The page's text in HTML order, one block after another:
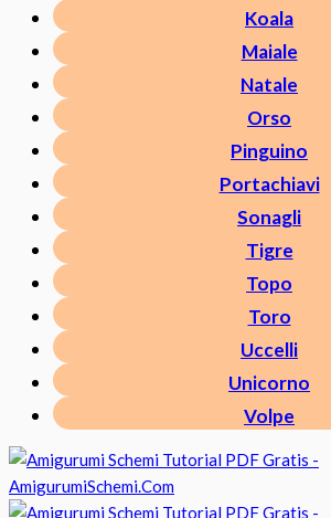
Koala
Maiale
Natale
Orso
Pinguino
Portachiavi
Sonagli
Tigre
Topo
Toro
Uccelli
Unicorno
Volpe